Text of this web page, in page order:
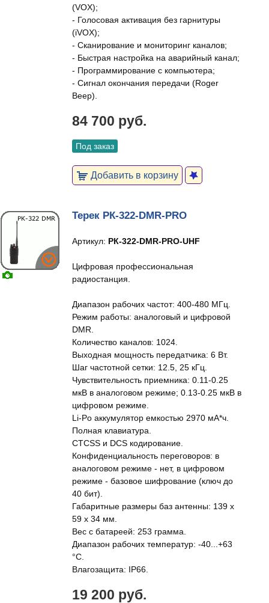
(VOX);
- Голосовая активация без гарнитуры
(iVOX);
- Сканирование и мониторинг каналов;
- Быстрая настройка на аварийный канал;
- Программирование с компьютера;
- Сигнал окончания передачи (Roger
Beep).
84 700 руб.
Под заказ
Добавить в корзину
Терек РК-322-DMR-PRO
Артикул: РК-322-DMR-PRO-UHF
Цифровая профессиональная
радиостанция.
Диапазон рабочих частот: 400-480 МГц.
Режим работы: аналоговый и цифровой
DMR.
Количество каналов: 1024.
Выходная мощность передатчика: 6 Вт.
Шаг частотной сетки: 12.5, 25 кГц.
Чувствительность приемника: 0.11-0.25
мкВ в аналоговом режиме; 0.13-0.25 мкВ в
цифровом режиме.
Li‐Po аккумулятор емкостью 2970 мА*ч.
Полная клавиатура.
CTCSS и DCS кодирование.
Конфиденциальность переговоров: в
аналоговом режиме - нет, в цифровом
режиме - базовое шифрование (ключ до
40 бит).
Габаритные размеры баз антенны: 139 х
59 х 34 мм.
Вес с батареей: 253 грамма.
Диапазон рабочих температур: -40...+63
°C.
Влагозащита: IP66.
19 200 руб.